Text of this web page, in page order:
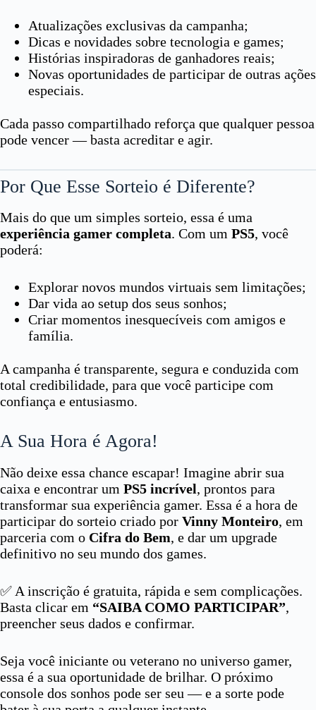
Atualizações exclusivas da campanha;
Dicas e novidades sobre tecnologia e games;
Histórias inspiradoras de ganhadores reais;
Novas oportunidades de participar de outras ações
especiais.
Cada passo compartilhado reforça que qualquer pessoa
pode vencer — basta acreditar e agir.
Por Que Esse Sorteio é Diferente?
Mais do que um simples sorteio, essa é uma
experiência gamer completa. Com um PS5, você
poderá:
Explorar novos mundos virtuais sem limitações;
Dar vida ao setup dos seus sonhos;
Criar momentos inesquecíveis com amigos e
família.
A campanha é transparente, segura e conduzida com
total credibilidade, para que você participe com
confiança e entusiasmo.
A Sua Hora é Agora!
Não deixe essa chance escapar! Imagine abrir sua
caixa e encontrar um PS5 incrível, prontos para
transformar sua experiência gamer. Essa é a hora de
participar do sorteio criado por Vinny Monteiro, em
parceria com o Cifra do Bem, e dar um upgrade
definitivo no seu mundo dos games.
✅ A inscrição é gratuita, rápida e sem complicações.
Basta clicar em “SAIBA COMO PARTICIPAR”,
preencher seus dados e confirmar.
Seja você iniciante ou veterano no universo gamer,
essa é a sua oportunidade de brilhar. O próximo
console dos sonhos pode ser seu — e a sorte pode